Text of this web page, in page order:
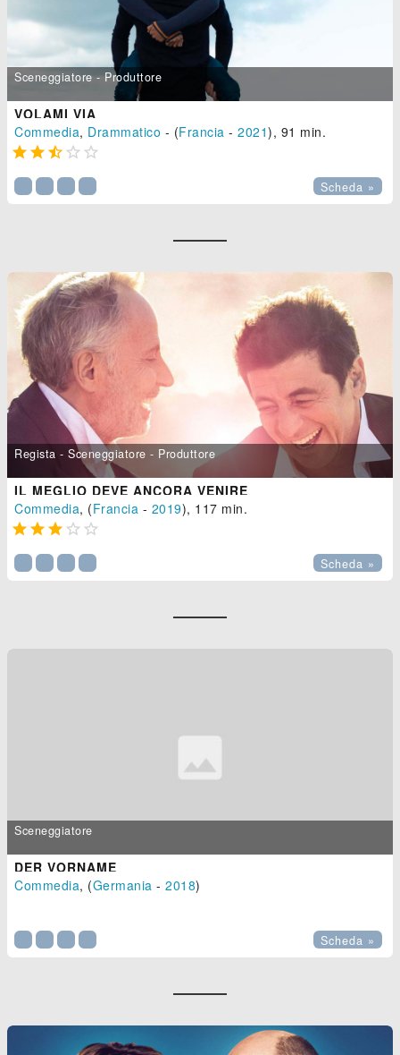
Sceneggiatore - Produttore
VOLAMI VIA
Commedia, Drammatico - (Francia -2021), 91 min.
    
Scheda »
Regista - Sceneggiatore - Produttore
IL MEGLIO DEVE ANCORA VENIRE
Commedia, (Francia - 2019), 117 min.
    
Scheda »
Sceneggiatore
DER VORNAME
Commedia, (Germania -2018)
Scheda »